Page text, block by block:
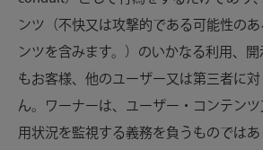
ンツ（不快又は攻撃的である可能性の
ンツを含みます。）のいかなる利用、
もお客様、他のユーザー又は第三者に
ん。ワーナーは、ユーザー・コンテン
用状況を監視する義務を負うものではあ